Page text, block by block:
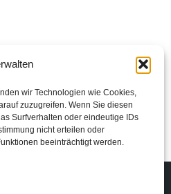
wir Technologien wie Cookies,
zuzugreifen. Wenn Sie diesen
Surfverhalten oder eindeutige IDs
nicht erteilen oder
beeinträchtigt werden.